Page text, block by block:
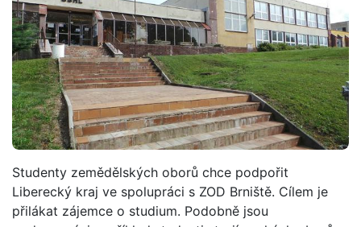
Studenty zemědělských oborů chce podpořit
Liberecký kraj ve spolupráci s ZOD Brniště. Cílem je
přilákat zájemce o studium. Podobně jsou